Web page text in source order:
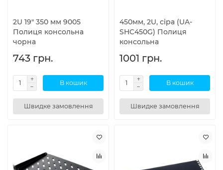
2U 19" 350 мм 9005
Полиця консольна
чорна
743 грн.
В кошик
Швидке замовлення
450мм, 2U, сіра (UA-
SHC450G) Полиця
консольна
1001 грн.
В кошик
Швидке замовлення